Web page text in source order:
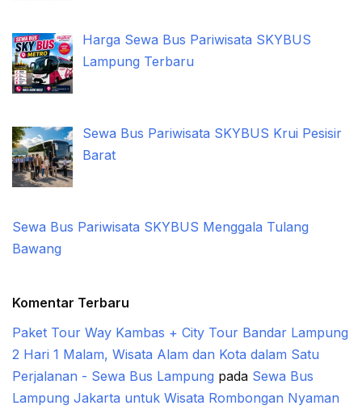
Harga Sewa Bus Pariwisata SKYBUS
Lampung Terbaru
Sewa Bus Pariwisata SKYBUS Krui Pesisir
Barat
Sewa Bus Pariwisata SKYBUS Menggala Tulang
Bawang
Komentar Terbaru
Paket Tour Way Kambas + City Tour Bandar Lampung
2 Hari 1 Malam, Wisata Alam dan Kota dalam Satu
Perjalanan - Sewa Bus Lampung pada Sewa Bus
Lampung Jakarta untuk Wisata Rombongan Nyaman